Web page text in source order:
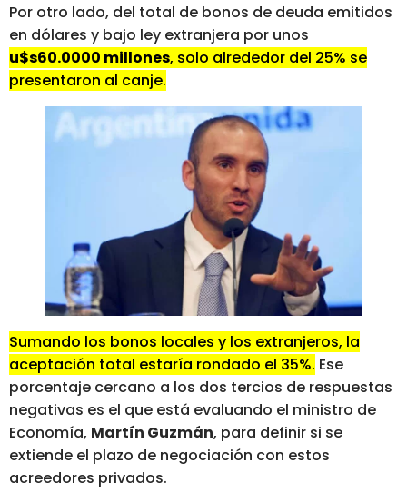
Por otro lado, del total de bonos de deuda emitidos
en dólares y bajo ley extranjera por unos
u$s60.0000 millones, solo alrededor del 25% se
presentaron al canje.
Sumando los bonos locales y los extranjeros, la
aceptación total estaría rondado el 35%. Ese
porcentaje cercano a los dos tercios de respuestas
negativas es el que está evaluando el ministro de
Economía, Martín Guzmán, para definir si se
extiende el plazo de negociación con estos
acreedores privados.